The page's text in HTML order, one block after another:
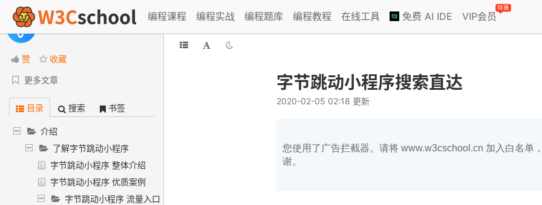
编程课程 编程实战 编程题库 编程教程 在线工具 免费 AI IDE VIP会员
特惠
赞 收藏
更多文章
目录 搜索 书签
介绍
了解字节跳动小程序
字节跳动小程序 整体介绍
字节跳动小程序 优质案例
字节跳动小程序 流量入口
字节跳动小程序搜索直达
2020-02-05 02:18 更新
您使用了广告拦截器。请将 www.w3cschool.cn 加入白名单
谢。